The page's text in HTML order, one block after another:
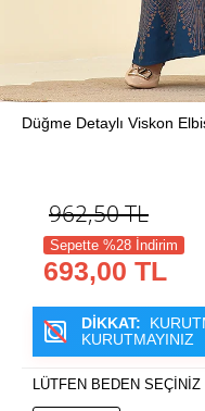
Düğme Detaylı Viskon
962,50TL
Sepette %28 İndirim
693,00 TL
DİKKAT:
KURUTMAYINIZ
LÜTFEN BEDEN SEÇİNİZ